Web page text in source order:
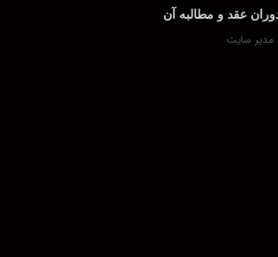
عقد و مطالبه آن
سایت